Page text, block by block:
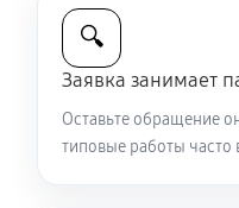
Ремонт петель крышки
Замена вебкамеры
ГБ RAM)
🔍
Заявка занимает
Оставьте обращение
типовые работы часто